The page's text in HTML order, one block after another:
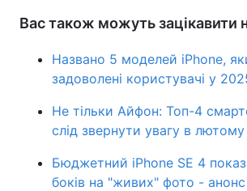
Вас також можуть зацікавити
Названо 5 моделей iPhone,
задоволені користувачі у
Не тільки Айфон: Топ-4
слід звернути увагу в лютому
Бюджетний iPhone SE 4
боків на "живих" фото -